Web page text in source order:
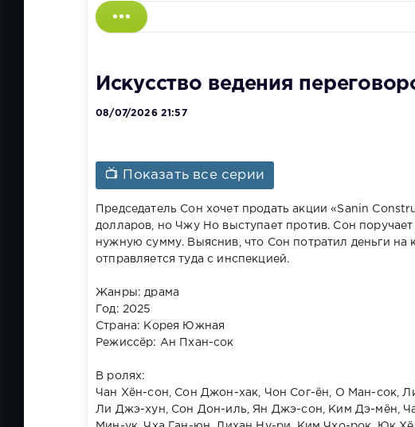
Искусство ведения
08/07/2026 21:57
📺 Показать все серии
Председатель Сон хочет продать акции «Sanin
долларов, но Чжу Но выступает против. Сон
нужную сумму. Выяснив, что Сон потратил деньги
отправляется туда с инспекцией.
Жанры: драма
Год: 2025
Страна: Корея Южная
Режиссёр: Ан Пхан-сок
В ролях:
Чан Хён-сон, Сон Джон-хак, Чон Сог-ён, О Ман-сок,
Ли Джэ-хун, Сон Дон-иль, Ян Джэ-сон, Ким Дэ-мён,